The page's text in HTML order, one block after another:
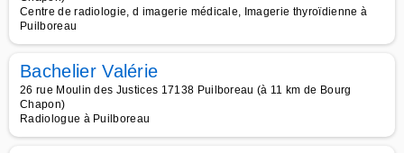
Centre de radiologie, d imagerie médicale, Imagerie thyroïdienne à
Puilboreau
Bachelier Valérie
26 rue Moulin des Justices 17138 Puilboreau (à 11 km de Bourg
Chapon)
Radiologue à Puilboreau